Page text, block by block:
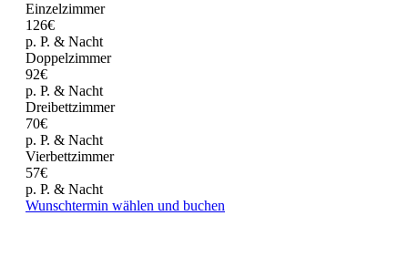
Einzelzimmer
126€
p. P. & Nacht
Doppelzimmer
92€
p. P. & Nacht
Dreibettzimmer
70€
p. P. & Nacht
Vierbettzimmer
57€
p. P. & Nacht
Wunschtermin wählen und buchen